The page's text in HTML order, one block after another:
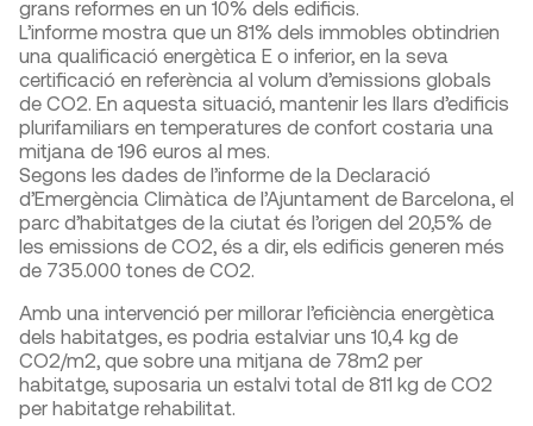
grans reformes en un 10% dels edificis.
L’informe mostra que un 81% dels immobles obtindrien
una qualificació energètica E o inferior, en la seva
certificació en referència al volum d’emissions globals
de CO2. En aquesta situació, mantenir les llars d’edificis
plurifamiliars en temperatures de confort costaria una
mitjana de 196 euros al mes.
Segons les dades de l’informe de la Declaració
d’Emergència Climàtica de l’Ajuntament de Barcelona, el
parc d’habitatges de la ciutat és l’origen del 20,5% de
les emissions de CO2, és a dir, els edificis generen més
de 735.000 tones de CO2.
Amb una intervenció per millorar l’eficiència energètica
dels habitatges, es podria estalviar uns 10,4 kg de
CO2/m2, que sobre una mitjana de 78m2 per
habitatge, suposaria un estalvi total de 811 kg de CO2
per habitatge rehabilitat.